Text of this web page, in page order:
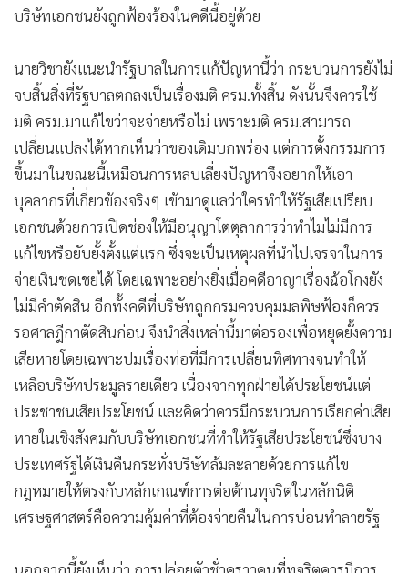
• Motoring
• วิทยาศาสตร์
• SMEs
• หุ้น
• อินโดจีน
• กองทุนรวม
•
Celeb Online
Factcheck
•
ญี่ปุ่น
• News1
• Gotomanager
บริษัทเอกชนยังถูกฟ้องร้องในคดีนี้อยู่ด้วย
นายวิชายังแนะนำรัฐบาลในการแก้ปัญหานี้ว่า กระบวนการยังไม่
จบสิ้นสิ่งที่รัฐบาลตกลงเป็นเรื่องมติ ครม.ทั้งสิ้น ดังนั้นจึงควรใช้
มติ ครม.มาแก้ไขว่าจะจ่ายหรือไม่ เพราะมติ ครม.สามารถ
เปลี่ยนแปลงได้หากเห็นว่าของเดิมบกพร่อง แต่การตั้งกรรมการ
ขึ้นมาในขณะนี้เหมือนการหลบเลี่ยงปัญหาจึงอยากให้เอา
บุคลากรที่เกี่ยวข้องจริงๆ เข้ามาดูแลว่าใครทำให้รัฐเสียเปรียบ
เอกชนด้วยการเปิดช่องให้มีอนุญาโตตุลาการว่าทำไมไม่มีการ
แก้ไขหรือยับยั้งตั้งแต่แรก ซึ่งจะเป็นเหตุผลที่นำไปเจรจาในการ
จ่ายเงินชดเชยได้ โดยเฉพาะอย่างยิ่งเมื่อคดีอาญาเรื่องฉ้อโกงยัง
ไม่มีคำตัดสิน อีกทั้งคดีที่บริษัทถูกกรมควบคุมมลพิษฟ้องก็ควร
รอศาลฎีกาตัดสินก่อน จึงนำสิ่งเหล่านี้มาต่อรองเพื่อหยุดยั้งความ
เสียหายโดยเฉพาะปมเรื่องท่อที่มีการเปลี่ยนทิศทางจนทำให้
เหลือบริษัทประมูลรายเดียว เนื่องจากทุกฝ่ายได้ประโยชน์แต่
ประชาชนเสียประโยชน์ และคิดว่าควรมีกระบวนการเรียกค่าเสีย
หายในเชิงสังคมกับบริษัทเอกชนที่ทำให้รัฐเสียประโยชน์ซึ่งบาง
ประเทศรัฐได้เงินคืนกระทั่งบริษัทล้มละลายด้วยการแก้ไข
กฎหมายให้ตรงกับหลักเกณฑ์การต่อต้านทุจริตในหลักนิติ
เศรษฐศาสตร์คือความคุ้มค่าที่ต้องจ่ายคืนในการบ่อนทำลายรัฐ